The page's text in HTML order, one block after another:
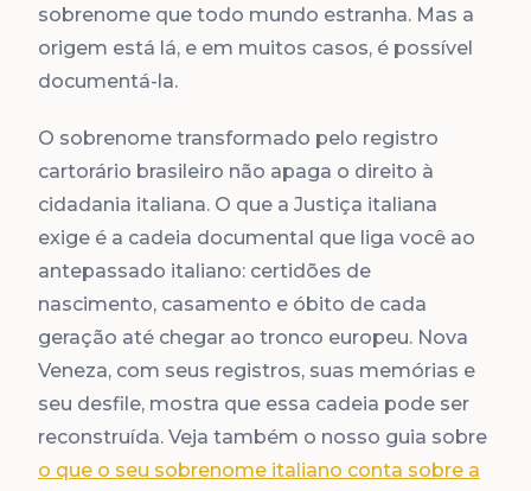
sobrenome que todo mundo estranha. Mas a
origem está lá, e em muitos casos, é possível
documentá-la.
O sobrenome transformado pelo registro
cartorário brasileiro não apaga o direito à
cidadania italiana. O que a Justiça italiana
exige é a cadeia documental que liga você ao
antepassado italiano: certidões de
nascimento, casamento e óbito de cada
geração até chegar ao tronco europeu. Nova
Veneza, com seus registros, suas memórias e
seu desfile, mostra que essa cadeia pode ser
reconstruída. Veja também o nosso guia sobre
o que o seu sobrenome italiano conta sobre a